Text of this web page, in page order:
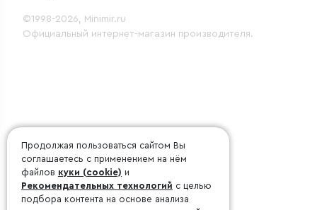
©1998-2026, Minimir.ru
Официальный интернет-магазин производителя.
Продолжая пользоваться сайтом Вы
соглашаетесь с применением на нём
файлов куки (cookie) и
Рекомендательных технологий с целью
подбора контента на основе анализа